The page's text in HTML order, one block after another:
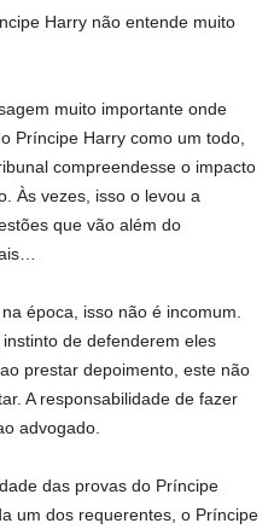
Harry não entende muito
muito importante onde
Príncipe Harry como um todo,
compreendesse o impacto
Às vezes, isso o levou a
que vão além do
época, isso não é incomum.
de defenderem eles
prestar depoimento, este não
A responsabilidade de fazer
advogado.
das provas do Príncipe
um dos requerentes, o Príncipe